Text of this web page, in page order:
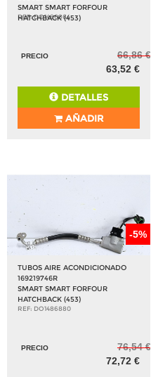
SMART SMART FORFOUR
HATCHBACK (453)
REF: DO1486864
PRECIO
66,86 €
63,52 €
DETALLES
AÑADIR
-5%
TUBOS AIRE ACONDICIONADO
169219746R
SMART SMART FORFOUR
HATCHBACK (453)
REF: DO1486880
PRECIO
76,54 €
72,72 €